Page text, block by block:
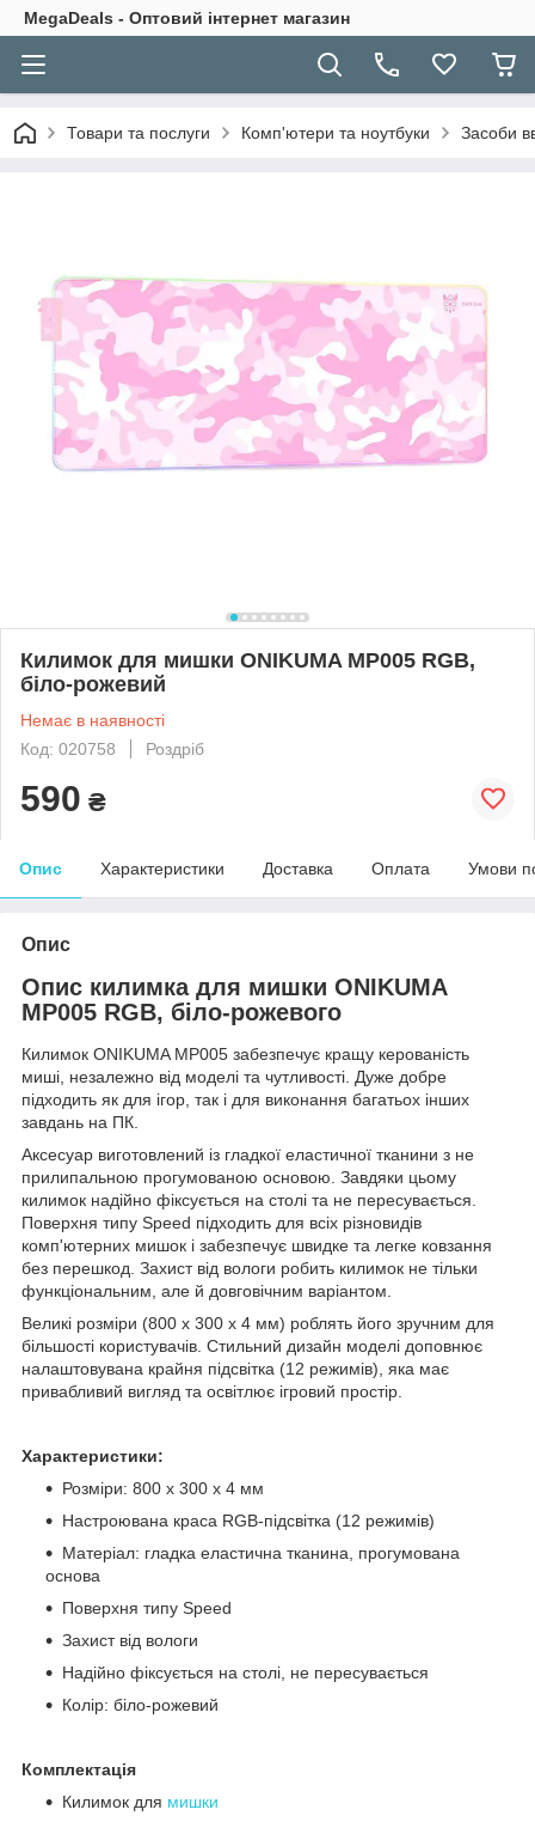
MegaDeals - Оптовий інтернет магазин
Товари та послуги Комп'ютери та ноутбуки Засоби
Килимок для мишки ONIKUMA MP005 RGB,
біло-рожевий
Немає в наявності
Код: 020758
Роздріб
590 ₴
Опис Характеристики Доставка Оплата Умови
Опис
Опис килимка для мишки ONIKUMA
MP005 RGB, біло-рожевого
Килимок ONIKUMA MP005 забезпечує кращу керованість
миші, незалежно від моделі та чутливості. Дуже добре
підходить як для ігор, так і для виконання багатьох інших
завдань на ПК.
Аксесуар виготовлений із гладкої еластичної тканини з не
прилипальною прогумованою основою. Завдяки цьому
килимок надійно фіксується на столі та не пересувається.
Поверхня типу Speed підходить для всіх різновидів
комп'ютерних мишок і забезпечує швидке та легке ковзання
без перешкод. Захист від вологи робить килимок не тільки
функціональним, але й довговічним варіантом.
Великі розміри (800 х 300 х 4 мм) роблять його зручним для
більшості користувачів. Стильний дизайн моделі доповнює
налаштовувана крайня підсвітка (12 режимів), яка має
привабливий вигляд та освітлює ігровий простір.
Характеристики:
Розміри: 800 х 300 х 4 мм
Настроювана краса RGB-підсвітка (12 режимів)
Матеріал: гладка еластична тканина, прогумована
основа
Поверхня типу Speed
Захист від вологи
Надійно фіксується на столі, не пересувається
Колір: біло-рожевий
Комплектація
Килимок для мишки